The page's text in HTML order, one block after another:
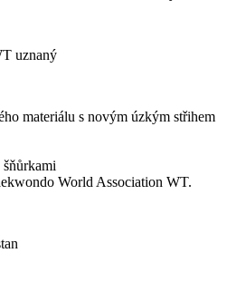
uznaný
materiálu s novým úzkým střihem
šňůrkami
World Association WT.